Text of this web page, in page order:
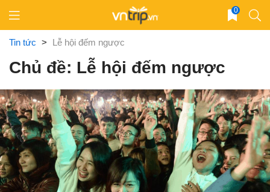
content
0
Tin tức > Lễ hội đếm ngược
Chủ đề: Lễ hội đếm ngược